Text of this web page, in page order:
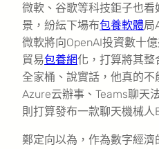
微軟、谷歌等科技鉅子也
景，紛紜下場布包養軟體局
微軟將向OpenAI投資數十
貿易包養網化，打算將其整
全家桶、說實話，他真的不
Azure云辦事、Teams聊天
則打算發布一款聊天機械人
鄭定向以為，作為數字經